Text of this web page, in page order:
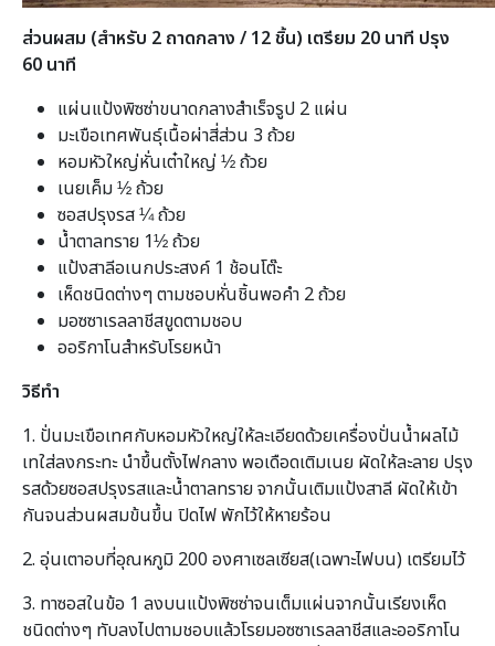
ส่วนผสม (สำหรับ 2 ถาดกลาง / 12 ชิ้น) เตรียม 20 นาที ปรุง
60 นาที
แผ่นแป้งพิซซ่าขนาดกลางสำเร็จรูป 2 แผ่น
มะเขือเทศพันธุ์เนื้อผ่าสี่ส่วน 3 ถ้วย
หอมหัวใหญ่หั่นเต๋าใหญ่ ½ ถ้วย
เนยเค็ม ½ ถ้วย
ซอสปรุงรส ¼ ถ้วย
น้ำตาลทราย 1½ ถ้วย
แป้งสาลีอเนกประสงค์ 1 ช้อนโต๊ะ
เห็ดชนิดต่างๆ ตามชอบหั่นชิ้นพอคำ 2 ถ้วย
มอซซาเรลลาชีสขูดตามชอบ
ออริกาโนสำหรับโรยหน้า
วิธีทำ
1. ปั่นมะเขือเทศกับหอมหัวใหญ่ให้ละเอียดด้วยเครื่องปั่นน้ำผลไม้
เทใส่ลงกระทะ นำขึ้นตั้งไฟกลาง พอเดือดเติมเนย ผัดให้ละลาย ปรุง
รสด้วยซอสปรุงรสและน้ำตาลทราย จากนั้นเติมแป้งสาลี ผัดให้เข้า
กันจนส่วนผสมข้นขึ้น ปิดไฟ พักไว้ให้หายร้อน
2. อุ่นเตาอบที่อุณหภูมิ 200 องศาเซลเซียส(เฉพาะไฟบน) เตรียมไว้
3. ทาซอสในข้อ 1 ลงบนแป้งพิซซ่าจนเต็มแผ่นจากนั้นเรียงเห็ด
ชนิดต่างๆ ทับลงไปตามชอบแล้วโรยมอซซาเรลลาชีสและออริกาโน